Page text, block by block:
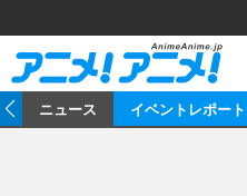
ニュース イベントレポート